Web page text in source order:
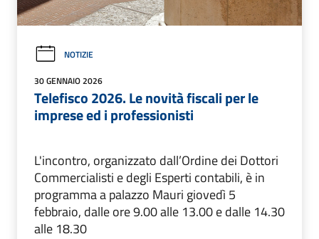
NOTIZIE
30 GENNAIO 2026
Telefisco 2026. Le novità fiscali per le
imprese ed i professionisti
L'incontro, organizzato dall’Ordine dei Dottori
Commercialisti e degli Esperti contabili, è in
programma a palazzo Mauri giovedì 5
febbraio, dalle ore 9.00 alle 13.00 e dalle 14.30
alle 18.30